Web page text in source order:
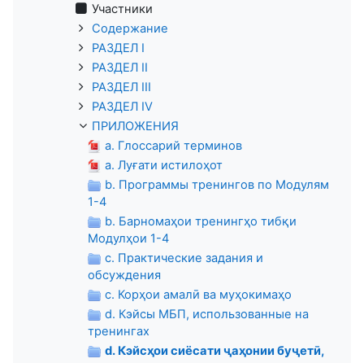
Участники
Содержание
РАЗДЕЛ I
РАЗДЕЛ II
РАЗДЕЛ III
РАЗДЕЛ IV
ПРИЛОЖЕНИЯ
a. Глоссарий терминов
а. Луғати истилоҳот
b. Программы тренингов по Модулям
1-4
b. Барномаҳои тренингҳо тибқи
Модулҳои 1-4
c. Практические задания и
обсуждения
c. Корҳои амалӣ ва муҳокимаҳо
d. Кэйсы МБП, использованные на
тренингах
d. Кэйсҳои сиёсати ҷаҳонии буҷетӣ,